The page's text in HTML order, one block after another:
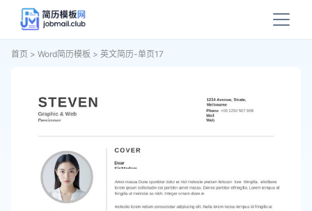
首页 > Word简历模板 > 英文简历-单页17